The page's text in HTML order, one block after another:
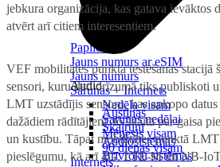
Papildināt
Jauns numurs ar eSIM
Jauns numurs
Sarunas + Internets
Nedēļa visam
Sarunas nedēļai
Mēnesis visam
90 dienas visam
Internets
Audio
Austiņas
Skaļruņi
Audiosistēmas
Brīvroku sistēmas
jebkura organizācija, kas gatava ievāktos
atvērt arī citiem interesentiem.
VEF mobilitātes punkta testēšanas stacijā
sensori, kuru dati drīzumā tiks publiskoti
LMT uzstādījis sensoru, kas apkopo
dažādiem rādītājiem, to skaitā par gaisa
un kustību. Tāpat mobilitātes punktā
pieslēgumu, kā arī 4G, LTE-M un NB-